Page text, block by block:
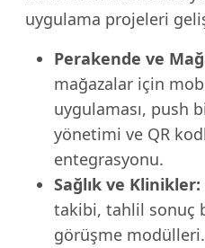
uygulama projeleri
Perakende ve
mağazalar için
uygulaması, push
yönetimi ve QR
entegrasyonu.
Sağlık ve Klinikler:
takibi, tahlil sonuç
görüşme modülleri.